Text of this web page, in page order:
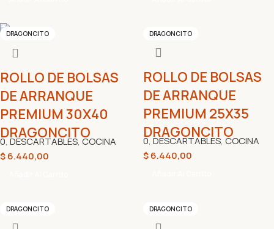
DRAGONCITO
ROLLO DE BOLSAS
DE ARRANQUE
PREMIUM 30X40
DRAGONCITO
0,DESCARTABLES, COCINA
$6.440,00
DRAGONCITO
ROLLO DE BOLSAS
DE ARRANQUE
PREMIUM 25X35
DRAGONCITO
0, DESCARTABLES, COCINA
$6.440,00
DRAGONCITO DRAGONCITO